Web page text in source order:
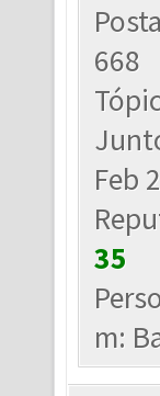
668
Feb
35
m: